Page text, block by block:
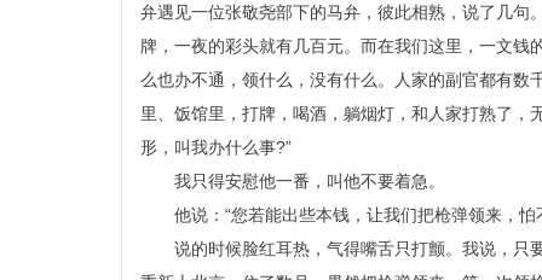
弁遇见一位张敬尧部下的马弁，彼此相熟，说了几
牌，一夜的彩头就有几百元。而在我们这里，一文钱
么也办不通，领什么，没有什么。人家的副官都有
里、饭馆里，打牌，喝酒，躺烟灯，和人家打熟了，
形，叫我办什么事?”
我只得安慰他一番，叫他不要着急。
他说：“您若能出些本钱，让我们把枪弹领来，
说的时候脸红耳热，气得嘴舌只打颤。我说，只